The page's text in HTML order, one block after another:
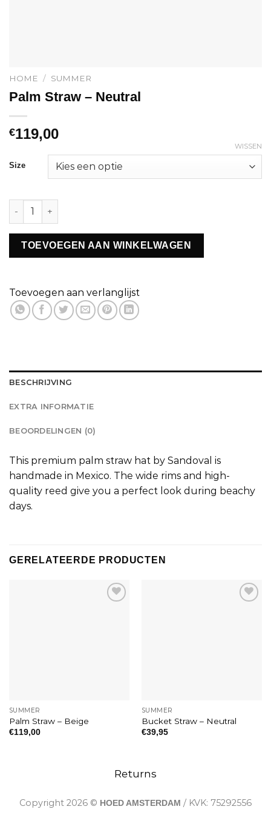
HOME / SUMMER
Palm Straw – Neutral
€119,00
Size
WISSEN
Palm Straw - Neutral aantal
TOEVOEGEN AAN WINKELWAGEN
Toevoegen aan verlanglijst
BESCHRIJVING
EXTRA INFORMATIE
BEOORDELINGEN (0)
This premium palm straw hat by Sandoval is
handmade in Mexico. The wide rims and high-
quality reed give you a perfect look during beachy
days.
GERELATEERDE PRODUCTEN
SUMMER
Palm Straw – Beige
€119,00
SUMMER
Bucket Straw – Neutral
€39,95
Returns
Copyright 2026 © HOED AMSTERDAM / KVK: 75292556